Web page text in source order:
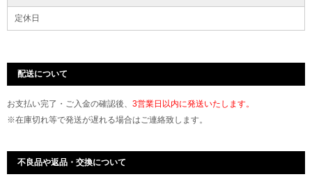
定休日
配送について
お支払い完了・ご入金の確認後、 3営業日以内に発送いたします。
※在庫切れ等で発送が遅れる場合はご連絡致します。
不良品や返品・交換について